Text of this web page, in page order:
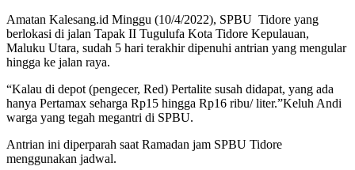
Amatan Kalesang.id Minggu (10/4/2022), SPBU Tidore yang
berlokasi di jalan Tapak II Tugulufa Kota Tidore Kepulauan,
Maluku Utara, sudah 5 hari terakhir dipenuhi antrian yang mengular
hingga ke jalan raya.
“Kalau di depot (pengecer, Red) Pertalite susah didapat, yang ada
hanya Pertamax seharga Rp15 hingga Rp16 ribu/ liter.”Keluh Andi
warga yang tegah megantri di SPBU.
Antrian ini diperparah saat Ramadan jam SPBU Tidore
menggunakan jadwal.